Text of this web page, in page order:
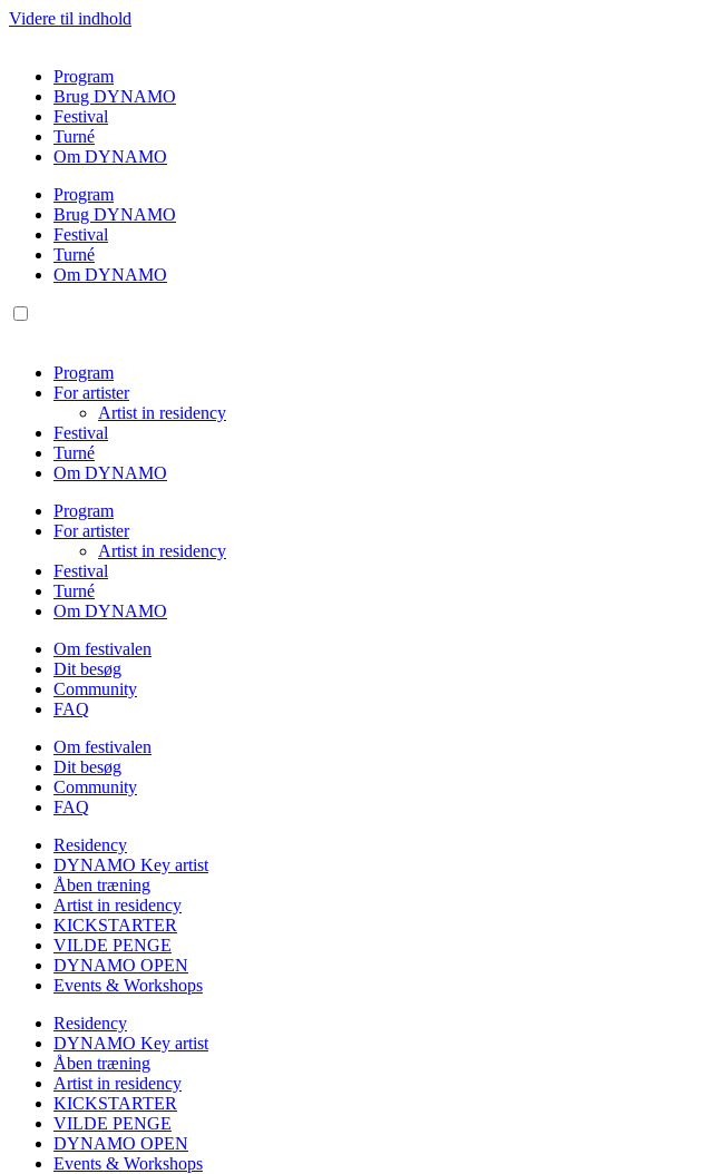
Videre til indhold
Program
Brug DYNAMO
Festival
Turné
Om DYNAMO
Program
Brug DYNAMO
Festival
Turné
Om DYNAMO
Program
For artister
Artist in residency
Festival
Turné
Om DYNAMO
Program
For artister
Artist in residency
Festival
Turné
Om DYNAMO
Om festivalen
Dit besøg
Community
FAQ
Om festivalen
Dit besøg
Community
FAQ
Residency
DYNAMO Key artist
Åben træning
Artist in residency
KICKSTARTER
VILDE PENGE
DYNAMO OPEN
Events & Workshops
Residency
DYNAMO Key artist
Åben træning
Artist in residency
KICKSTARTER
VILDE PENGE
DYNAMO OPEN
Events & Workshops